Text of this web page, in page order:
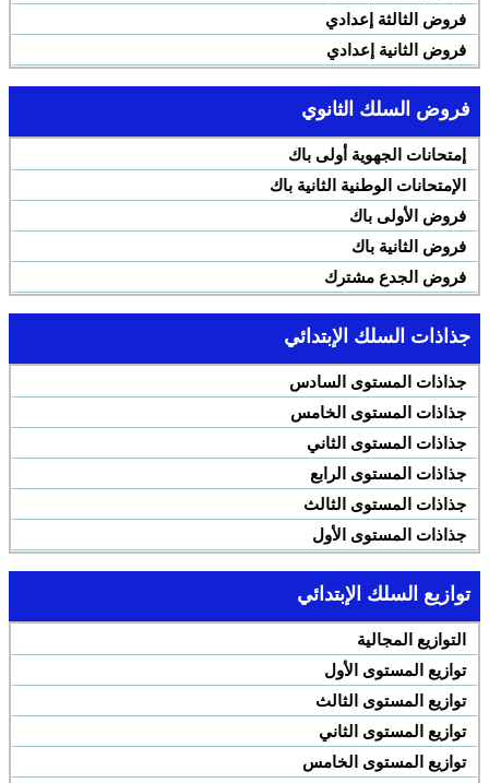
فروض الثالثة إعدادي
فروض الثانية إعدادي
فروض السلك الثانوي
إمتحانات الجهوية أولى باك
الإمتحانات الوطنية الثانية باك
فروض الأولى باك
فروض الثانية باك
فروض الجدع مشترك
جذاذات السلك الإبتدائي
جذاذات المستوى السادس
جذاذات المستوى الخامس
جذاذات المستوى الثاني
جذاذات المستوى الرابع
جذاذات المستوى الثالث
جذاذات المستوى الأول
توازيع السلك الإبتدائي
التوازيع المجالية
توازيع المستوى الأول
توازيع المستوى الثالث
توازيع المستوى الثاني
توازيع المستوى الخامس